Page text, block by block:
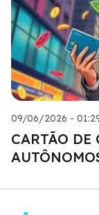
09/06/2026 -
CARTÃO DE